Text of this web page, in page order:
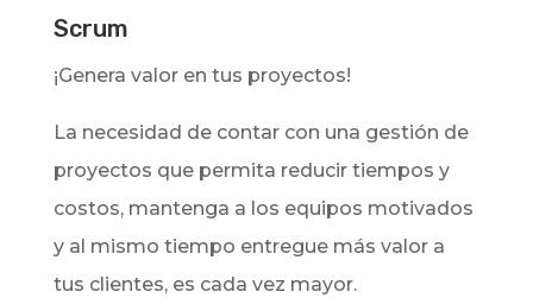
Scrum
¡Genera valor en tus proyectos!
La necesidad de contar con una gestión de
proyectos que permita reducir tiempos y
costos, mantenga a los equipos motivados
y al mismo tiempo entregue más valor a
tus clientes, es cada vez mayor.